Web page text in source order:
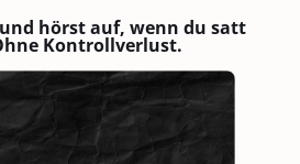
hörst auf, wenn du satt
Kontrollverlust.